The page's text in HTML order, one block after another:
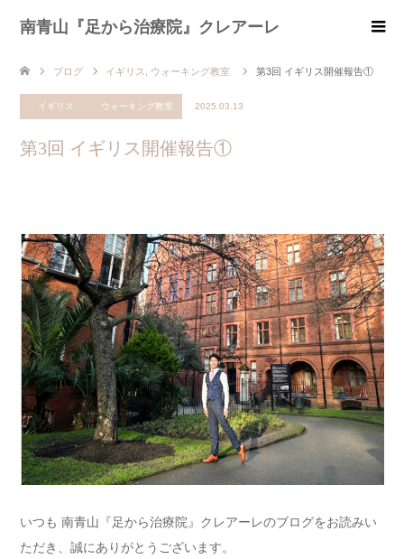
南青山『足から治療院』クレアーレ
ブログ イギリス ウォーキング教室 第3回 イギリス開催報告①
イギリス ウォーキング教室 2025.03.13
第3回 イギリス開催報告①
いつも 南青山『足から治療院』クレアーレのブログをお読みい
ただき、誠にありがとうございます。